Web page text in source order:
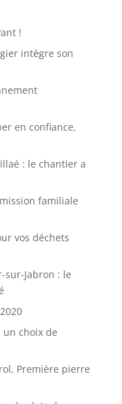
!
intègre son
en confiance,
: le chantier a
familiale
vos déchets
Jabron : le
un choix de
Première pierre